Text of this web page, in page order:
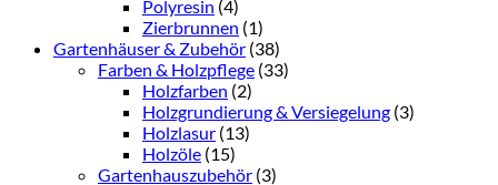
Polyresin (4)
Zierbrunnen (1)
Gartenhäuser & Zubehör (38)
Farben & Holzpflege (33)
Holzfarben (2)
Holzgrundierung & Versiegelung (3)
Holzlasur (13)
Holzöle (15)
Gartenhauszubehör (3)